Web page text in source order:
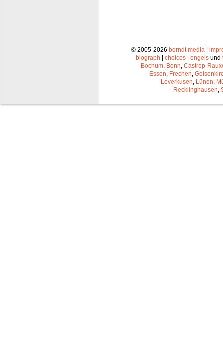
© 2005-2026 berndt media |
biograph | choices | engels und
Bochum Bonn Castrop-
Essen Frechen
Leverkusen Lünen
Recklinghausen